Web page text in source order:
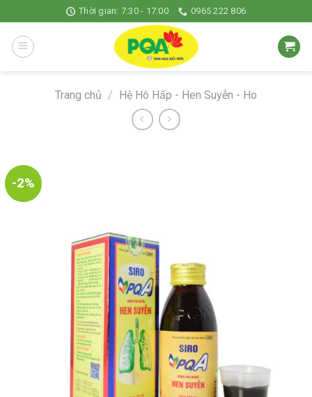
to
content
Thời gian: 7:30 - 17:00 0965 222 806
Trang chủ / Hệ Hô Hấp - Hen Suyễn - Ho
-2%